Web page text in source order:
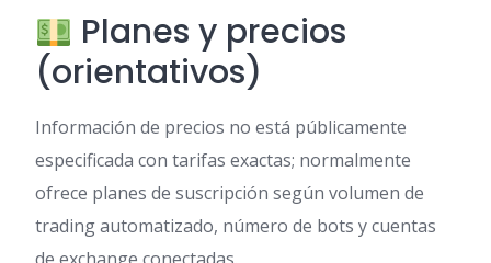
Planes y precios
(orientativos)
Información de precios no está públicamente
especificada con tarifas exactas; normalmente
ofrece planes de suscripción según volumen de
trading automatizado, número de bots y cuentas